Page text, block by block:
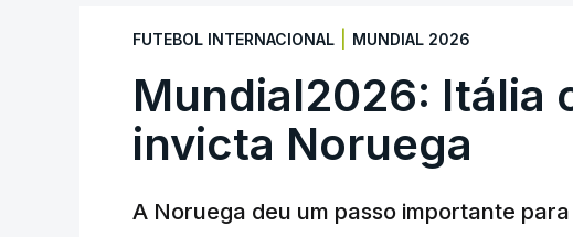
FUTEBOL INTERNACIONAL MUNDIAL 2026
Mundial2026: Itália
invicta Noruega
A Noruega deu um passo importante